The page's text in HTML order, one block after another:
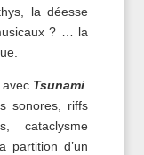
la déesse
? … la
Tsunami
sonores, riffs
cataclysme
d’un